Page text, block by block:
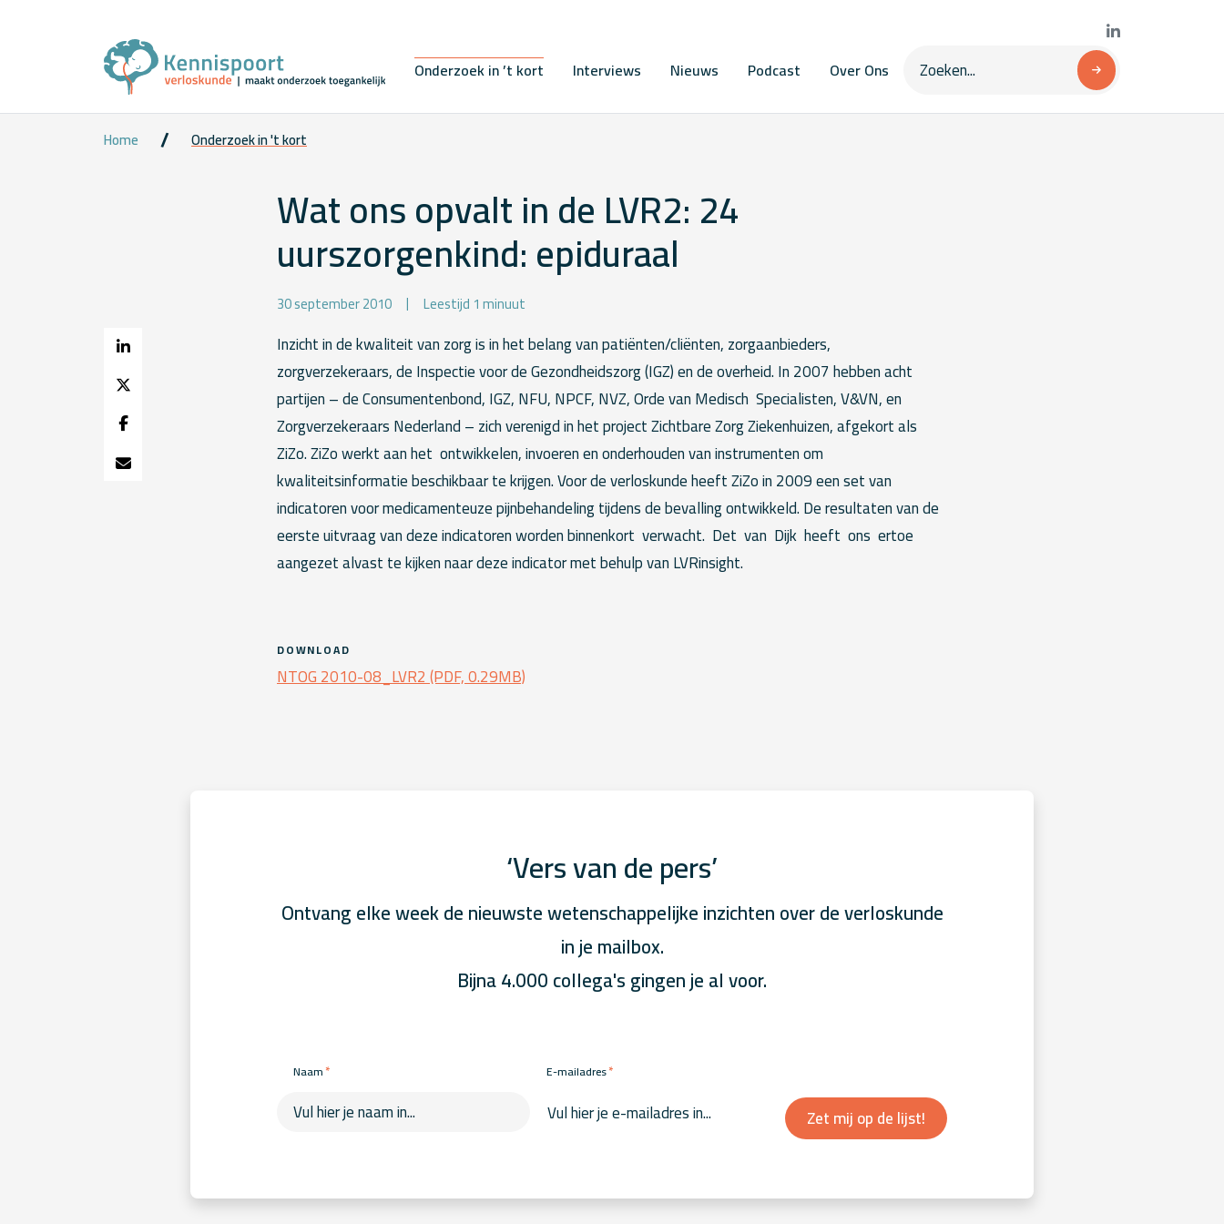
Onderzoek in ’t kort Interviews Nieuws Podcast Over Ons
Home Onderzoek in 't kort
Wat ons opvalt in de LVR2: 24
uurszorgenkind: epiduraal
30 september 2010 Leestijd 1 minuut
Inzicht in de kwaliteit van zorg is in het belang van patiënten/cliënten, zorgaanbieders,
zorgverzekeraars, de Inspectie voor de Gezondheidszorg (IGZ) en de overheid. In 2007 hebben acht
partijen – de Consumentenbond, IGZ, NFU, NPCF, NVZ, Orde van Medisch Specialisten, V&VN, en
Zorgverzekeraars Nederland – zich verenigd in het project Zichtbare Zorg Ziekenhuizen, afgekort als
ZiZo. ZiZo werkt aan het ontwikkelen, invoeren en onderhouden van instrumenten om
kwaliteitsinformatie beschikbaar te krijgen. Voor de verloskunde heeft ZiZo in 2009 een set van
indicatoren voor medicamenteuze pijnbehandeling tijdens de bevalling ontwikkeld. De resultaten van de
eerste uitvraag van deze indicatoren worden binnenkort verwacht. Det van Dijk heeft ons ertoe
aangezet alvast te kijken naar deze indicator met behulp van LVRinsight.
DOWNLOAD
NTOG 2010-08_LVR2 (PDF, 0.29MB)
‘Vers van de pers’
Ontvang elke week de nieuwste wetenschappelijke inzichten over de verloskunde
in je mailbox.
Bijna 4.000 collega's gingen je al voor.
Naam* E-mailadres*
Zet mij op de lijst!